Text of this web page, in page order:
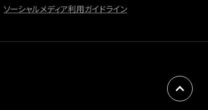
ソーシャルメディア利用ガイドライン